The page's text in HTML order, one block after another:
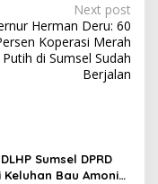
Next post
Herman Deru: 60
Koperasi Merah
Putih di Sumsel Sudah
Berjalan
Sumsel DPRD
Bau Amonia